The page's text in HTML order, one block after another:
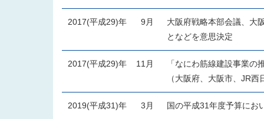
2017(平成29)年 9月
大阪府戦略本部会議、大
となどを意思決定
2017(平成29)年 11月
「なにわ筋線建設事業の
（大阪府、大阪市、JR
2019(平成31)年 3月 国の平成31年度予算にお